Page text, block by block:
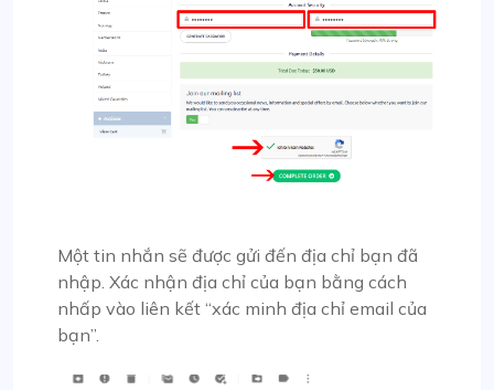
Một tin nhắn sẽ được gửi đến địa chỉ bạn đã
nhập. Xác nhận địa chỉ của bạn bằng cách
nhấp vào liên kết “xác minh địa chỉ email của
bạn”.